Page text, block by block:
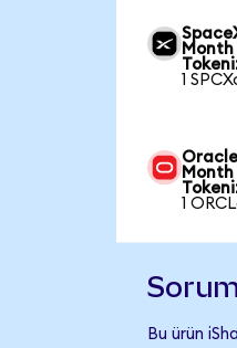
Month
1
Month
1
Bu ürün